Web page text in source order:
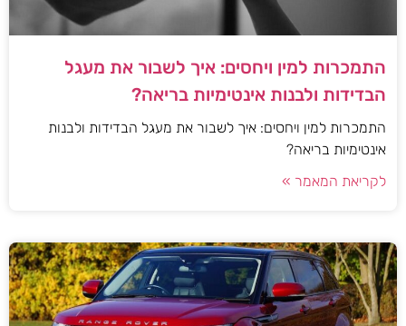
התמכרות למין ויחסים: איך לשבור את מעגל
הבדידות ולבנות אינטימיות בריאה?
התמכרות למין ויחסים: איך לשבור את מעגל הבדידות ולבנות
אינטימיות בריאה?
לקריאת המאמר »